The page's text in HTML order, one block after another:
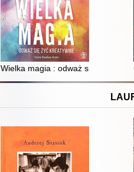
Wielka magia : odważ się żyć